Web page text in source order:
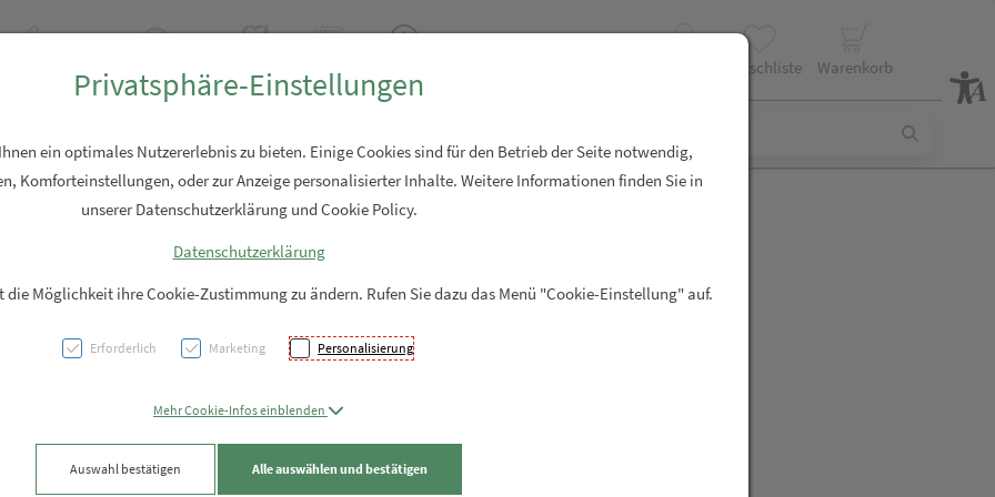
Wunschliste Warenkorb
DIETOLL KPS
PZN: 5906768
60 Stk. / Einheit
Privatsphäre-Einstellungen
ein optimales Nutzererlebnis zu bieten. Einige Cookies sind für den Betrieb der Seite notwendig,
Komforteinstellungen, oder zur Anzeige personalisierter Inhalte. Weitere Informationen finden Sie in
unserer Datenschutzerklärung und Cookie Policy.
Datenschutzerklärung
die Möglichkeit ihre Cookie-Zustimmung zu ändern. Rufen Sie dazu das Menü "Cookie-Einstellung" auf.
Erforderlich Marketing Personalisierung
Mehr Cookie-Infos einblenden
Auswahl bestätigen Alle auswählen und bestätigen